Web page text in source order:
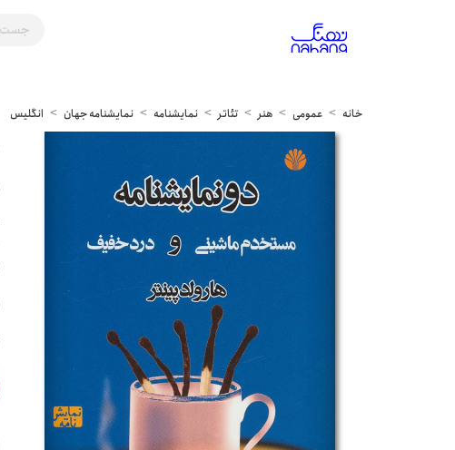
خانه عمومی هنر تئاتر نمایشنامه نمایشنامه جهان انگلیس